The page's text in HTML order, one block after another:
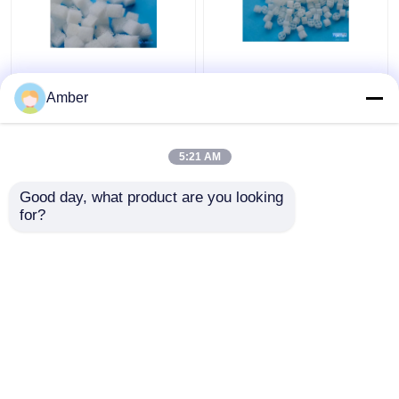
PCG Polymer
Composite Gel
Biocarriers
Skontaktuj się z
Biotransportery z żelu
porowatości
Skontaktuj się z
Amber
5:21 AM
Good day, what product are you looking
for?